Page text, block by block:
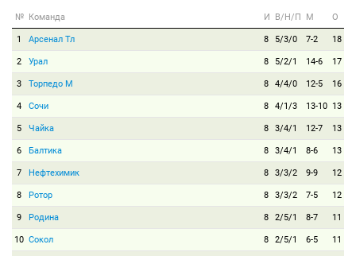
№ Команда И В/Н/П М О
1 Арсенал Тл 8 5/3/0 7-2 18
2 Урал 8 5/2/1 14-6 17
3 Торпедо М 8 4/4/0 12-5 16
4 Сочи 8 4/1/3 13-10 13
5 Чайка 8 3/4/1 12-7 13
6 Балтика 8 3/4/1 8-6 13
7 Нефтехимик 8 3/3/2 9-9 12
8 Ротор 8 3/3/2 7-5 12
9 Родина 8 2/5/1 8-7 11
10 Сокол 8 2/5/1 6-5 11